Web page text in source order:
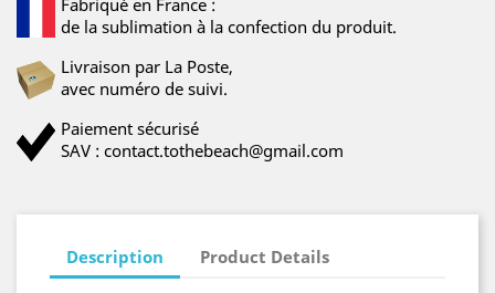
Fabriqué en France :
de la sublimation à la confection du produit.
Livraison par La Poste,
avec numéro de suivi.
Paiement sécurisé
SAV : contact.tothebeach@gmail.com
Description Product Details